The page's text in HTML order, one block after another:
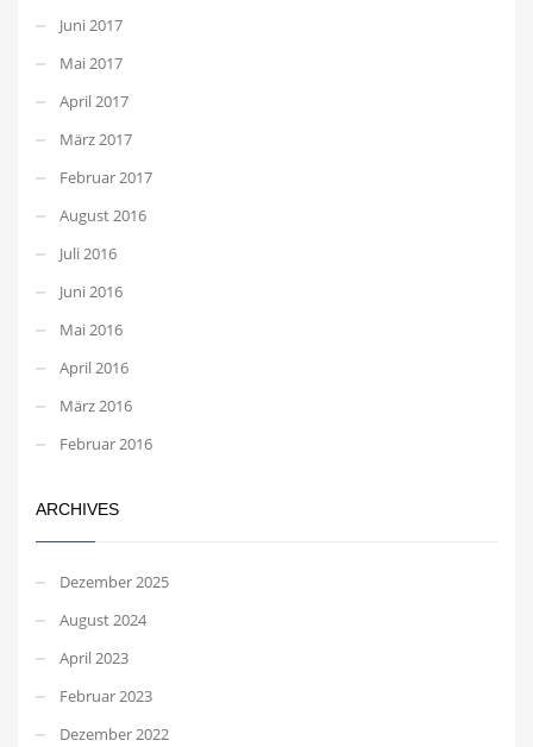
Juni 2017
Mai 2017
April 2017
März 2017
Februar 2017
August 2016
Juli 2016
Juni 2016
Mai 2016
April 2016
März 2016
Februar 2016
ARCHIVES
Dezember 2025
August 2024
April 2023
Februar 2023
Dezember 2022